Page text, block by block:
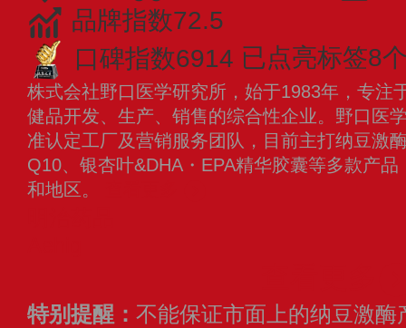
品牌指数72.5
口碑指数6914 已点亮标签8
株式会社野口医学研究所，始于1983年，专注
健品开发、生产、销售的综合性企业。野口医
准认定工厂及营销服务团队，目前主打纳豆激
Q10、银杏叶&DHA・EPA精华胶囊等多款产
和地区。
特别提醒： 不能保证市面上的纳豆激